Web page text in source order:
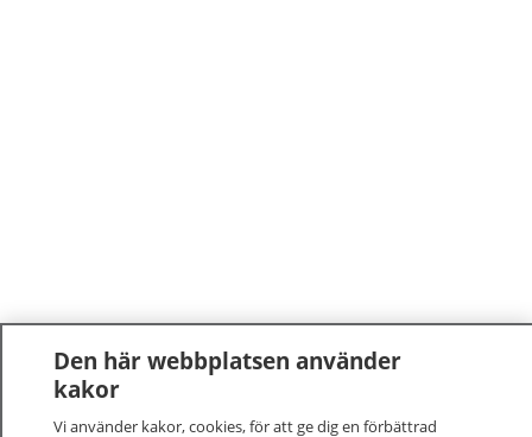
Den här webbplatsen använder
kakor
Vi använder kakor, cookies, för att ge dig en förbättrad